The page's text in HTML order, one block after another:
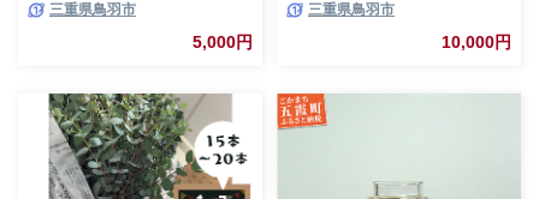
三重県鳥羽市
5,000円
三重県鳥羽市
10,000円